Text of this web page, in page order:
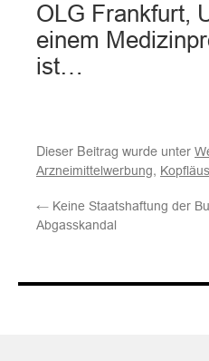
OLG Frankfurt,
einem
ist…
Dieser Beitrag wurde unter
Arzneimittelwerbung,
← Keine Staatshaftung der
Abgasskandal